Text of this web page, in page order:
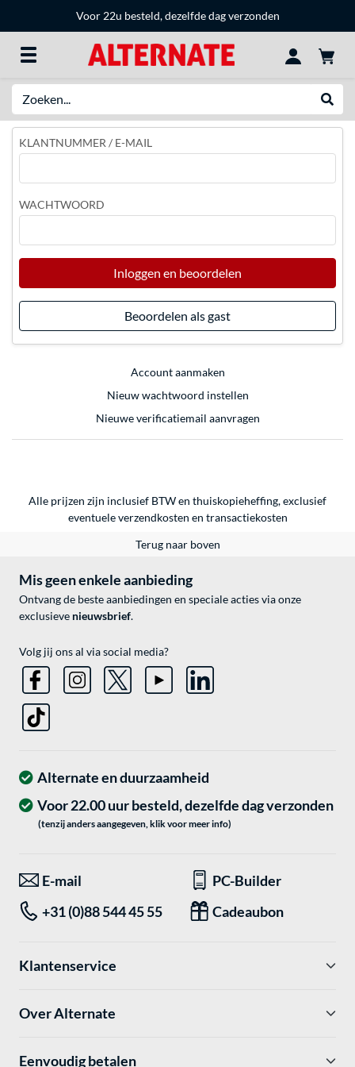
Voor 22u besteld, dezelfde dag verzonden
KLANTNUMMER / E-MAIL
WACHTWOORD
Inloggen en beoordelen
Beoordelen als gast
Account aanmaken
Nieuw wachtwoord instellen
Nieuwe verificatiemail aanvragen
Alle prijzen zijn inclusief BTW en thuiskopieheffing, exclusief
eventueleverzendkosten en transactiekosten
Terug naar boven
Mis geen enkele aanbieding
Ontvang de beste aanbiedingen en speciale acties via onze
exclusieve nieuwsbrief.
Volg jij ons al via social media?
Alternate en duurzaamheid
Voor 22.00 uur besteld, dezelfde dag verzonden
(tenzij anders aangegeven, klik voor meer info)
E-mail
PC-Builder
+31 (0)88 544 45 55
Cadeaubon
Klantenservice
Over Alternate
Eenvoudig betalen